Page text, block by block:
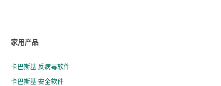
家用产品
卡巴斯基 反病毒软件
卡巴斯基 安全软件